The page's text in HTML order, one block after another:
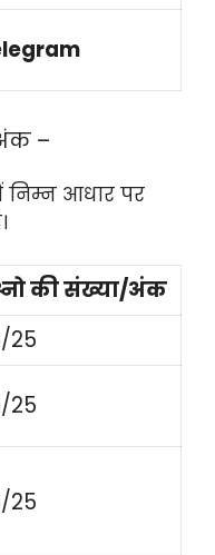
–
निम्न आधार पर
की संख्या/अंक
25
25
25